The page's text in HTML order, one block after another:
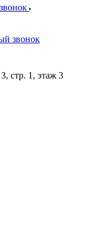
звонок
стр. 1, этаж 3